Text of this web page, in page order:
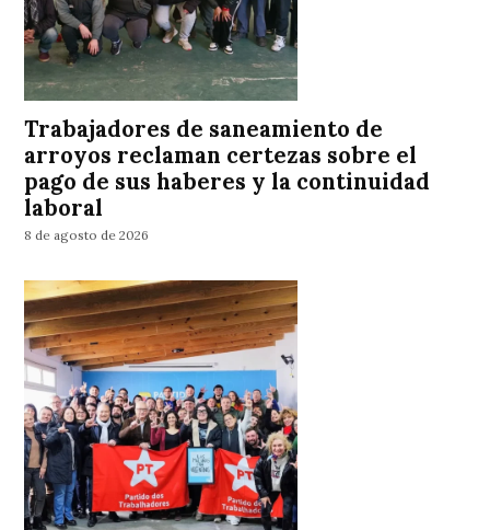
Trabajadores de saneamiento de
arroyos reclaman certezas sobre el
pago de sus haberes y la continuidad
laboral
8 de agosto de 2026